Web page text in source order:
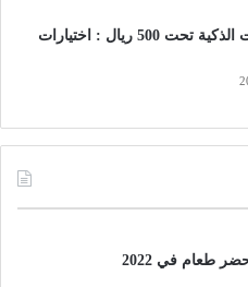
أفضل الساعات الذكية تحت 500 ريال : اختيارات